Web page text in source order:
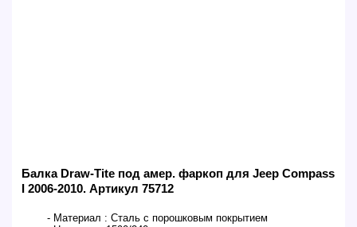
Балка Draw-Tite под амер. фаркоп для Jeep Compass
I 2006-2010. Артикул 75712
- Материал : Сталь с порошковым покрытием